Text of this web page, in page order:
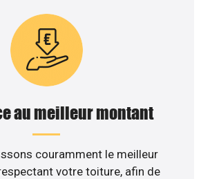
au meilleur montant
couramment le meilleur
votre toiture, afin de